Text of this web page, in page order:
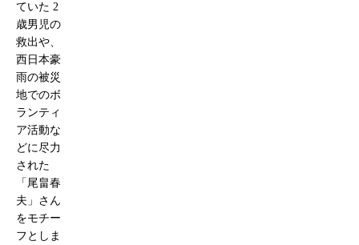
ていた 2
歳男児の
救出や、
西日本豪
雨の被災
地でのボ
ランティ
ア活動な
どに尽力
された
「尾畠春
夫」さん
をモチー
フとしま